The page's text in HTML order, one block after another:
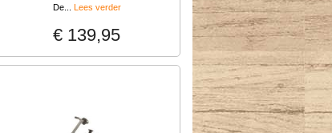
De... Lees verder
€ 139,95